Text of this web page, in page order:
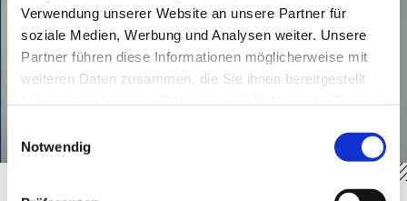
Verwendung unserer Website an unsere Partner für
soziale Medien, Werbung und Analysen weiter. Unsere
Partner führen diese Informationen möglicherweise mit
weiteren Daten zusammen, die Sie ihnen bereitgestellt
Notwendig